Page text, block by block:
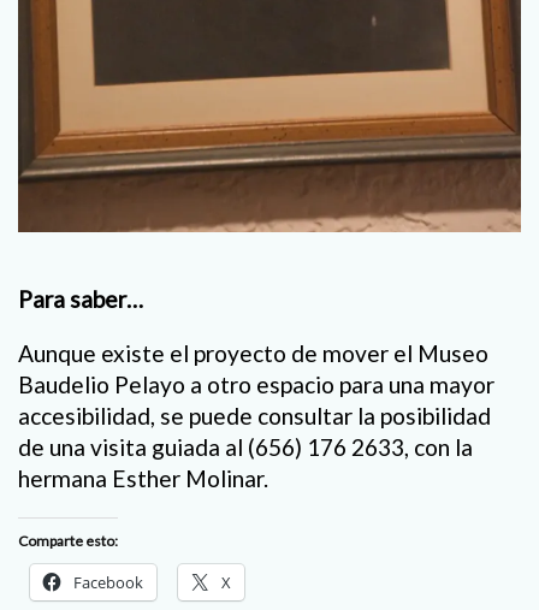
Para saber…
Aunque existe el proyecto de mover el Museo
Baudelio Pelayo a otro espacio para una mayor
accesibilidad, se puede consultar la posibilidad
de una visita guiada al (656) 176 2633, con la
hermana Esther Molinar.
Comparte esto:
Facebook X